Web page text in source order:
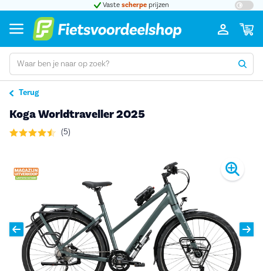
Vaste scherpe prijzen
Terug
Koga Worldtraveller 2025
(5)